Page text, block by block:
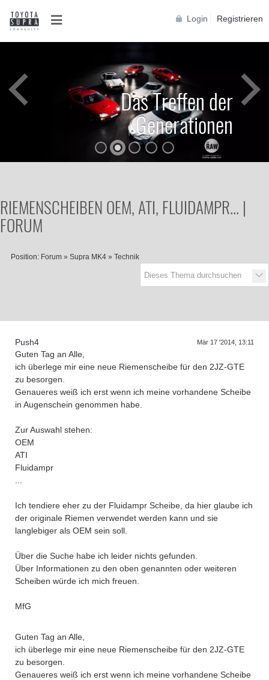
Login Registrieren
D
a
s
T
r
e
f
f
e
n
d
e
r
G
e
n
e
r
a
t
i
o
n
e
n
Das Treffen der
Generationen
RIEMENSCHEIBEN OEM, ATI, FLUIDAMPR... |
FORUM
Position: Forum » Supra MK4 » Technik
Push4 Mär 17 '2014, 13:11
Guten Tag an Alle,
ich überlege mir eine neue Riemenscheibe für den 2JZ-GTE
zu besorgen.
Genaueres weiß ich erst wenn ich meine vorhandene Scheibe
in Augenschein genommen habe.
Zur Auswahl stehen:
OEM
ATI
Fluidampr
Ich tendiere eher zu der Fluidampr Scheibe, da hier glaube ich
der originale Riemen verwendet werden kann und sie
langlebiger als OEM sein soll.
Über die Suche habe ich leider nichts gefunden.
Über Informationen zu den oben genannten oder weiteren
Scheiben würde ich mich freuen.
MfG
Guten Tag an Alle,
ich überlege mir eine neue Riemenscheibe für den 2JZ-GTE
zu besorgen.
Genaueres weiß ich erst wenn ich meine vorhandene Scheibe